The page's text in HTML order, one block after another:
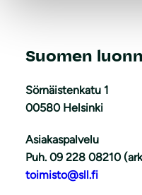
Suomen
Sörnäistenkatu 1
00580 Helsinki
Asiakaspalvelu
Puh. 09 228 08210
toimisto@sll.fi